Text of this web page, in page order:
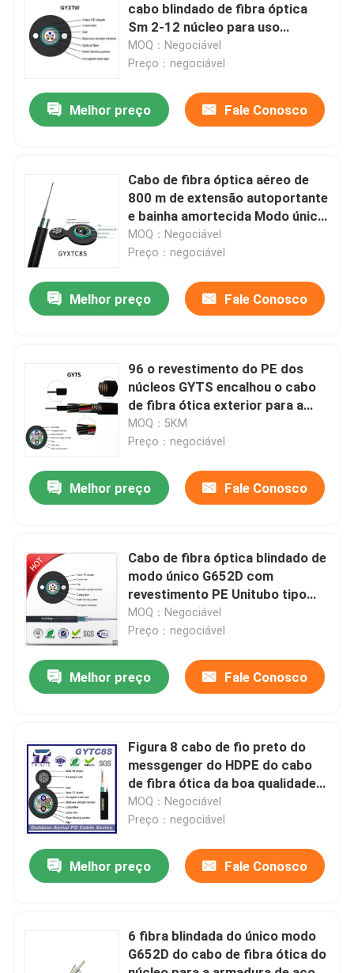
Produtos
Sobre nós
Excursão da fábrica
Contacte-nos
Peça umas citações
Outdoor Cabo de fibra óptica
Cabo de fibra ótica
cabo blindado de fibra óptica
Sm 2-12 núcleo para uso
externo
MOQ：Negociável
Preço：negociável
Melhor preço Fale Conosco
Cabo de fibra óptica aéreo de
800 m de extensão autoportante
e bainha amortecida Modo único
para a fiação interna do
eixo/prédio
MOQ：Negociável
Preço：negociável
Melhor preço Fale Conosco
96 o revestimento do PE dos
núcleos GYTS encalhou o cabo
de fibra ótica exterior para a
antena e o canal
MOQ：5KM
Preço：negociável
Melhor preço Fale Conosco
Cabo de fibra óptica blindado de
modo único G652D com
revestimento PE Unitubo tipo
GYXTW peso leve
MOQ：Negociável
Preço：negociável
Melhor preço Fale Conosco
Figura 8 cabo de fio preto do
messgenger do HDPE do cabo
de fibra ótica da boa qualidade
do cabo de fibra ótica
MOQ：Negociável
Preço：negociável
Melhor preço Fale Conosco
6 fibra blindada do único modo
G652D do cabo de fibra ótica do